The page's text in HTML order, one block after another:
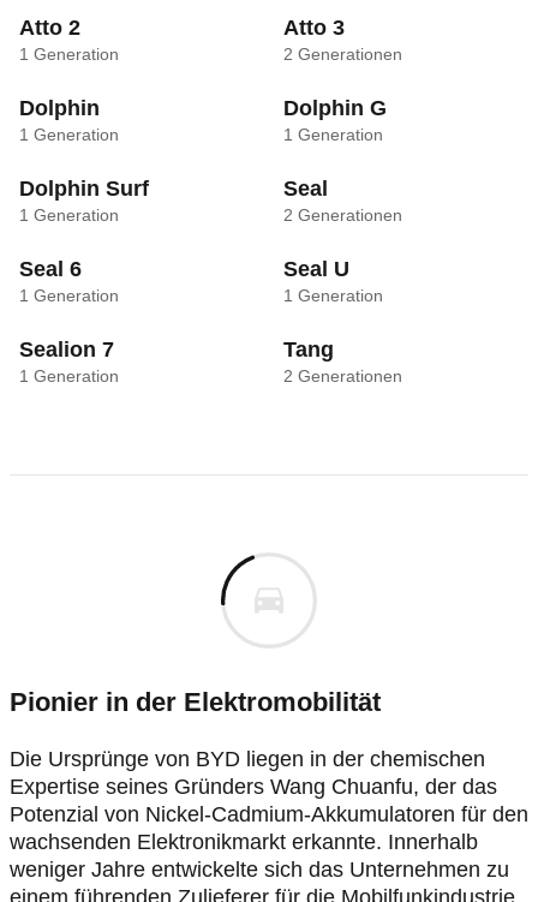
Atto 2
1 Generation
Atto 3
2 Generationen
Dolphin
1 Generation
Dolphin G
1 Generation
Dolphin Surf
1 Generation
Seal
2 Generationen
Seal 6
1 Generation
Seal U
1 Generation
Sealion 7
1 Generation
Tang
2 Generationen
Pionier in der Elektromobilität
Die Ursprünge von BYD liegen in der chemischen
Expertise seines Gründers Wang Chuanfu, der das
Potenzial von Nickel-Cadmium-Akkumulatoren für den
wachsenden Elektronikmarkt erkannte. Innerhalb
weniger Jahre entwickelte sich das Unternehmen zu
einem führenden Zulieferer für die Mobilfunkindustrie